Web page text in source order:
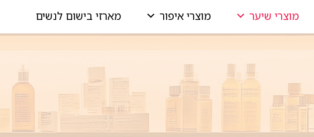
מוצרי שיער
מוצרי איפור מארזי בישום לנשים